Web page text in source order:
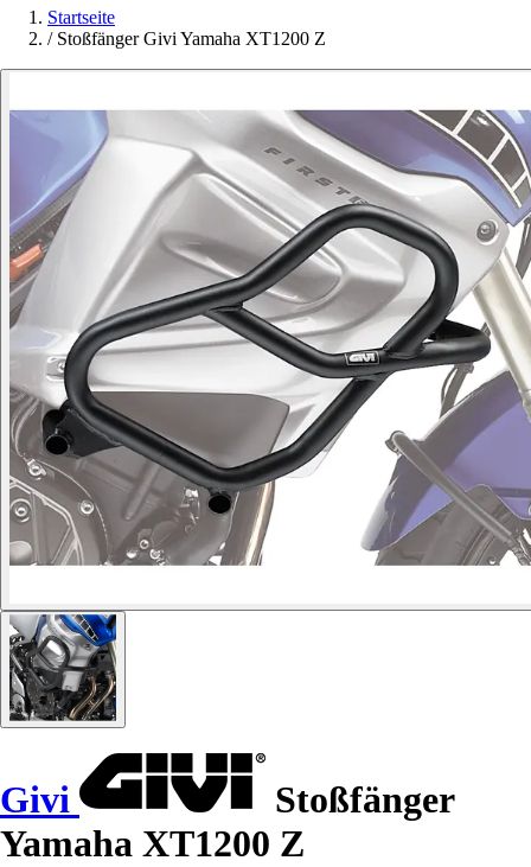
Startseite
/ Stoßfänger Givi Yamaha XT1200 Z
Givi
Stoßfänger
Yamaha XT1200 Z